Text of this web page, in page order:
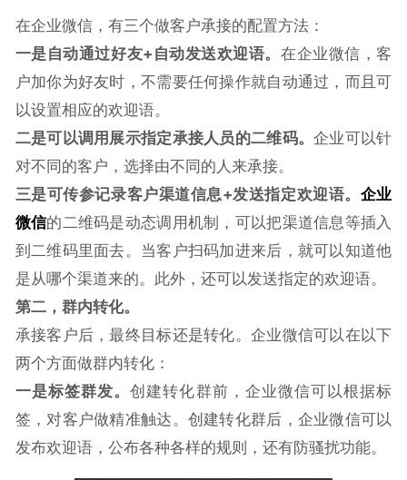
在企业微信，有三个做客户承接的配置方法：
一是自动通过好友+自动发送欢迎语。在企业微信，客
户加你为好友时，不需要任何操作就自动通过，而且可
以设置相应的欢迎语。
二是可以调用展示指定承接人员的二维码。企业可以针
对不同的客户，选择由不同的人来承接。
三是可传参记录客户渠道信息+发送指定欢迎语。 企业
微信的二维码是动态调用机制，可以把渠道信息等插入
到二维码里面去。当客户扫码加进来后，就可以知道他
是从哪个渠道来的。此外，还可以发送指定的欢迎语。
第二，群内转化。
承接客户后，最终目标还是转化。企业微信可以在以下
两个方面做群内转化：
一是标签群发。创建转化群前，企业微信可以根据标
签，对客户做精准触达。创建转化群后，企业微信可以
发布欢迎语，公布各种各样的规则，还有防骚扰功能。